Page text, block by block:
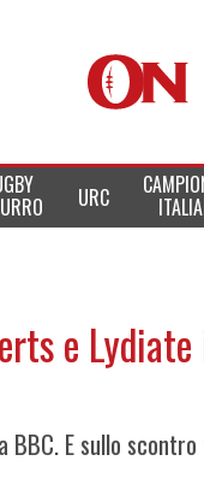
URC
e
BBC. E sullo